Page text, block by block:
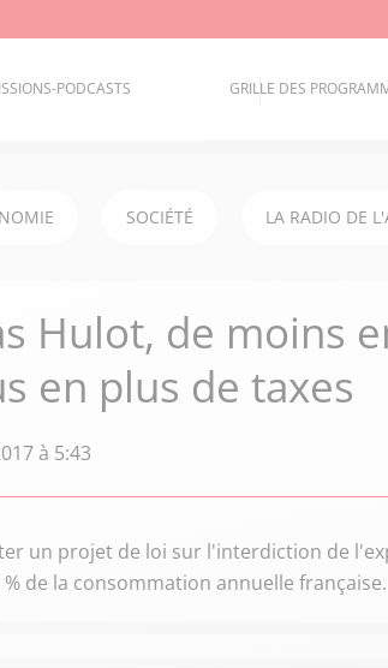
PODCASTS GRILLE DES
SOCIÉTÉ LA RADIO DE
Hulot, de moins
en plus de taxes
à 5:43
un projet de loi sur l'interdiction de
de la consommation annuelle française.